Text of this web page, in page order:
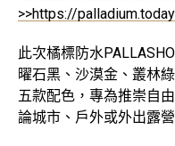
>>https://
此次橘標防水
曜石黑、沙漠金、叢林
五款配色，專為推崇自
論城市、戶外或外出露